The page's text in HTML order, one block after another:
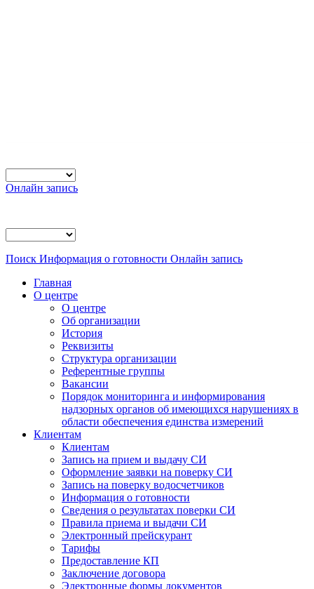
Онлайн запись
Поиск Информация о готовности Онлайн запись
Главная
О центре
О центре
Об организации
История
Реквизиты
Структура организации
Референтные группы
Вакансии
Порядок мониторинга и информирования
надзорных органов об имеющихся нарушениях в
области обеспечения единства измерений
Клиентам
Клиентам
Запись на прием и выдачу СИ
Оформление заявки на поверку СИ
Запись на поверку водосчетчиков
Информация о готовности
Сведения о результатах поверки СИ
Правила приема и выдачи СИ
Электронный прейскурант
Тарифы
Предоставление КП
Заключение договора
Электронные формы документов